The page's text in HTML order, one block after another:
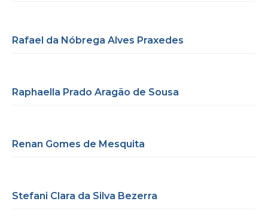
Rafael da Nóbrega Alves Praxedes
Raphaella Prado Aragão de Sousa
Renan Gomes de Mesquita
Stefani Clara da Silva Bezerra